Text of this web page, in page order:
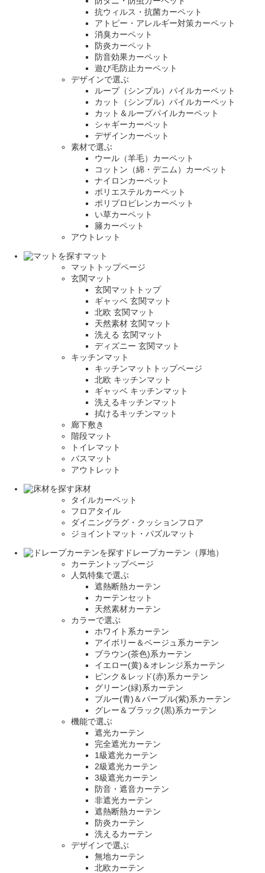
抗ウィルス・抗菌カーペット
アトピー・アレルギー対策カーペット
消臭カーペット
防炎カーペット
防音効果カーペット
遊び毛防止カーペット
デザインで選ぶ
ループ（シンプル）パイルカーペット
カット（シンプル）パイルカーペット
カット＆ループパイルカーペット
シャギーカーペット
デザインカーペット
素材で選ぶ
ウール（羊毛）カーペット
コットン（綿・デニム）カーペット
ナイロンカーペット
ポリエステルカーペット
ポリプロピレンカーペット
い草カーペット
籐カーペット
アウトレット
マット
マットトップページ
玄関マット
玄関マットトップ
ギャッベ 玄関マット
北欧 玄関マット
天然素材 玄関マット
洗える 玄関マット
ディズニー 玄関マット
キッチンマット
キッチンマットトップページ
北欧 キッチンマット
ギャッベ キッチンマット
洗えるキッチンマット
拭けるキッチンマット
廊下敷き
階段マット
トイレマット
バスマット
アウトレット
床材
タイルカーペット
フロアタイル
ダイニングラグ・クッションフロア
ジョイントマット・パズルマット
ドレープカーテン（厚地）
カーテントップページ
人気特集で選ぶ
遮熱断熱カーテン
カーテンセット
天然素材カーテン
カラーで選ぶ
ホワイト系カーテン
アイボリー＆ベージュ系カーテン
ブラウン(茶色)系カーテン
イエロー(黄)＆オレンジ系カーテン
ピンク＆レッド(赤)系カーテン
グリーン(緑)系カーテン
ブルー(青)＆パープル(紫)系カーテン
グレー＆ブラック(黒)系カーテン
機能で選ぶ
遮光カーテン
完全遮光カーテン
1級遮光カーテン
2級遮光カーテン
3級遮光カーテン
防音・遮音カーテン
非遮光カーテン
遮熱断熱カーテン
防炎カーテン
洗えるカーテン
デザインで選ぶ
無地カーテン
北欧カーテン